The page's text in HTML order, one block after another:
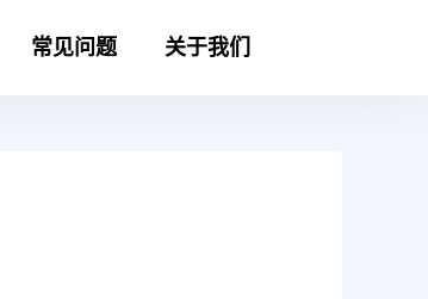
常见问题 关于我们